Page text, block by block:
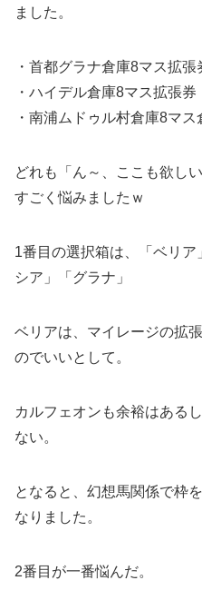
ました。
・首都グラナ倉庫8マス拡張
・ハイデル倉庫8マス拡張券
・南浦ムドゥル村倉庫8マス
どれも「ん～、ここも欲し
すごく悩みましたｗ
1番目の選択箱は、「ベリ
シア」「グラナ」
ベリアは、マイレージの拡
のでいいとして。
カルフェオンも余裕はある
ない。
となると、幻想馬関係で枠
なりました。
2番目が一番悩んだ。